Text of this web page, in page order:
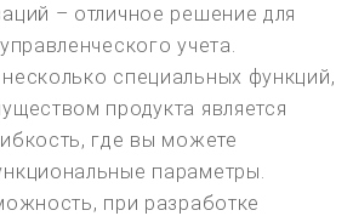
– отличное решение для
учета.
специальных функций,
продукта является
где вы можете
параметры.
при разработке